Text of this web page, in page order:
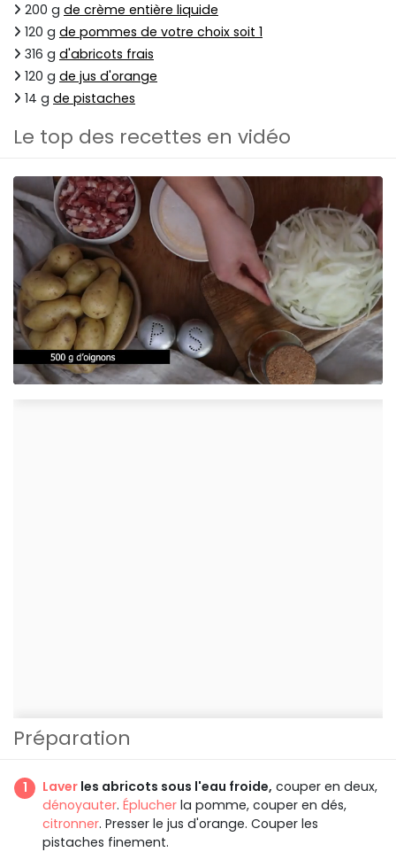
200 g de crème entière liquide
120 g de pommes de votre choix soit 1
316 g d'abricots frais
120 g de jus d'orange
14 g de pistaches
Le top des recettes en vidéo
Préparation
Laver les abricots sous l'eau froide, couper en deux,
dénoyauter. Éplucher la pomme, couper en dés,
citronner. Presser le jus d'orange. Couper les
pistaches finement.